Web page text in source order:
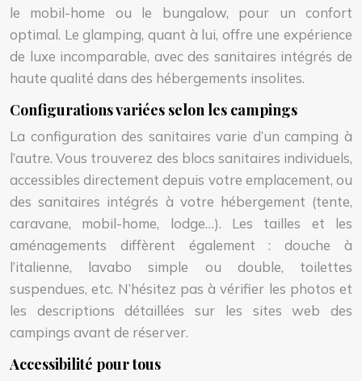
le mobil-home ou le bungalow, pour un confort
optimal. Le glamping, quant à lui, offre une expérience
de luxe incomparable, avec des sanitaires intégrés de
haute qualité dans des hébergements insolites.
Configurations variées selon les campings
La configuration des sanitaires varie d’un camping à
l’autre. Vous trouverez des blocs sanitaires individuels,
accessibles directement depuis votre emplacement, ou
des sanitaires intégrés à votre hébergement (tente,
caravane, mobil-home, lodge…). Les tailles et les
aménagements diffèrent également : douche à
l’italienne, lavabo simple ou double, toilettes
suspendues, etc. N’hésitez pas à vérifier les photos et
les descriptions détaillées sur les sites web des
campings avant de réserver.
Accessibilité pour tous